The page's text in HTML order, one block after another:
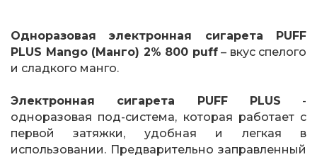
Одноразовая электронная сигарета PUFF
PLUS Mango (Манго) 2% 800 puff– вкус спелого
и сладкого манго.
Электронная сигарета PUFF PLUS -
одноразовая под-система, которая работает с
первой затяжки, удобная и легкая в
использовании. Предварительно заправленный